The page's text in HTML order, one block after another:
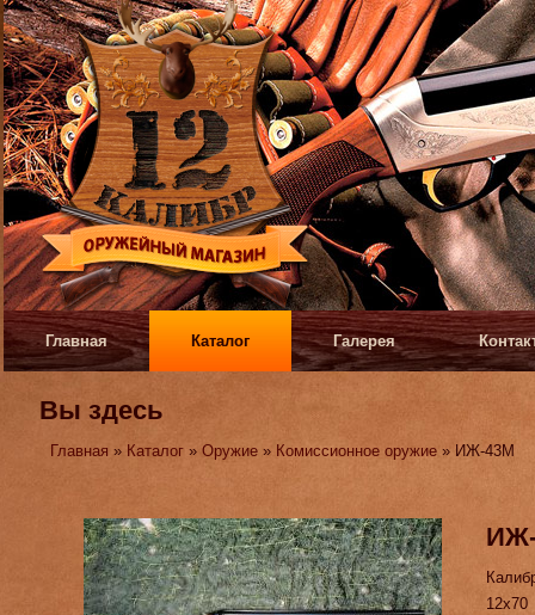
Главная Каталог Галерея
Вы здесь
Главная » Каталог »Оружие » Комиссионное оружие » ИЖ-43М
12х70